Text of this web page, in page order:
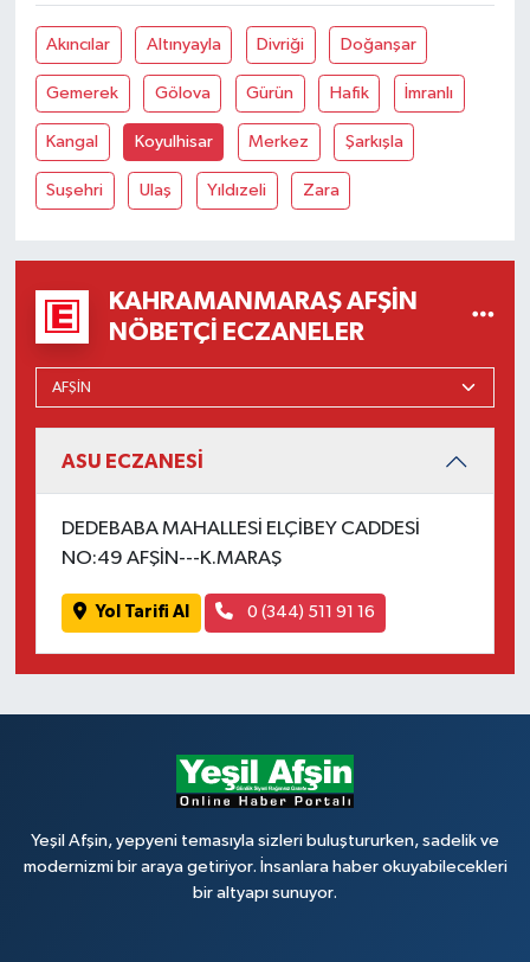
Akıncılar Altınyayla Divriği Doğanşar
Gemerek Gölova Gürün Hafik İmranlı
Kangal Koyulhisar Merkez Şarkışla
Suşehri Ulaş Yıldızeli Zara
KAHRAMANMARAŞ AFŞIN
NÖBETÇI ECZANELER
ASU ECZANESİ
DEDEBABA MAHALLESİ ELÇİBEY CADDESİ
NO:49 AFŞİN---K.MARAŞ
Yol Tarifi Al 0 (344) 511 91 16
Yeşil Afşin, yepyeni temasıyla sizleri buluştururken, sadelik ve
modernizmi bir araya getiriyor. İnsanlara haber okuyabilecekleri
bir altyapı sunuyor.